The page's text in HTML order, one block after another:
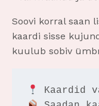
Soovi korral saan
kaardi sisse
kuulub sobiv